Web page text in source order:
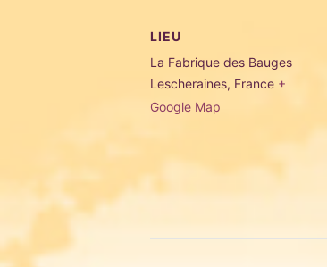
LIEU
La Fabrique des Bauges
Lescheraines, France +
Google Map